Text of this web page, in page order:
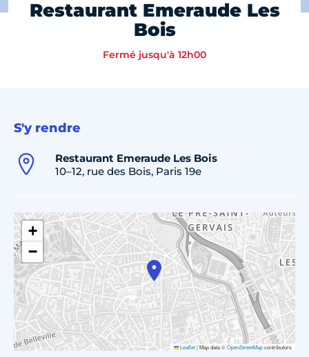
Restaurant Emeraude Les
Bois
Fermé jusqu'à 12h00
S'y rendre
Restaurant Emeraude Les Bois
10–12, rue des Bois, Paris 19e
+
−
Leaflet|Map data ©OpenStreetMapcontributors